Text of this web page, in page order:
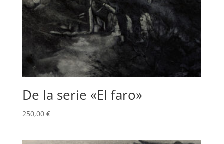
De la serie «El faro»
250,00 €